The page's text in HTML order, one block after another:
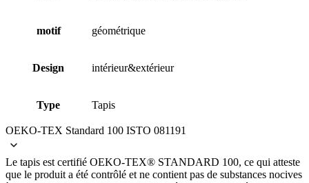
motif géométrique
Design intérieur&extérieur
Type Tapis
OEKO-TEX Standard 100 ISTO 081191
Le tapis est certifié OEKO-TEX® STANDARD 100, ce qui atteste
que le produit a été contrôlé et ne contient pas de substances nocives